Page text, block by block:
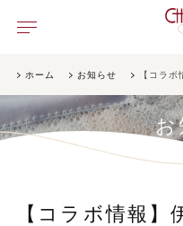
ホーム お知らせ 【コラ
お
【コラボ情報】